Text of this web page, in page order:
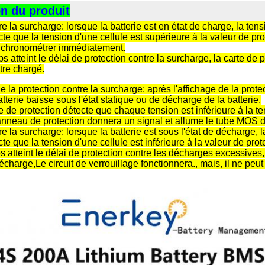
du produit
la surcharge: lorsque la batterie est en état de charge, la
que la tension d'une cellule est supérieure à la valeur de
immédiatement.
atteint le délai de protection contre la surcharge, la carte de
chargé.
la protection contre la surcharge: après l'affichage de la
baisse sous l'état statique ou de décharge de la batterie.
de protection détecte que chaque tension est inférieure à la
de protection donnera un signal et allume le tube MOS
la surcharge: lorsque la batterie est sous l'état de
que la tension d'une cellule est inférieure à la valeur de
atteint le délai de protection contre les décharges
circuit de verrouillage fonctionnera., mais, il ne